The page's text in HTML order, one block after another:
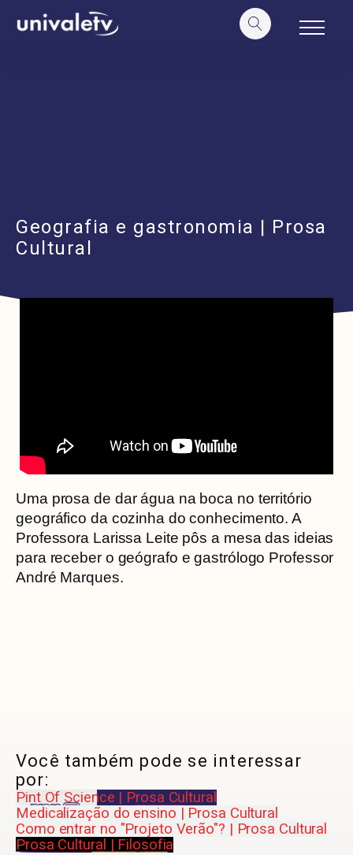
conteúdo
Geografia e gastronomia | Prosa
Cultural
Uma prosa de dar água na boca no território
geográfico da cozinha do conhecimento. A
Professora Larissa Leite pôs a mesa das ideias
para receber o geógrafo e gastrólogo Professor
André Marques.
Você também pode se interessar
por:
Pint Of Science | Prosa Cultural
Medicalização do ensino | Prosa Cultural
Como entrar no "Projeto Verão"? | Prosa Cultural
Prosa Cultural | Filosofia